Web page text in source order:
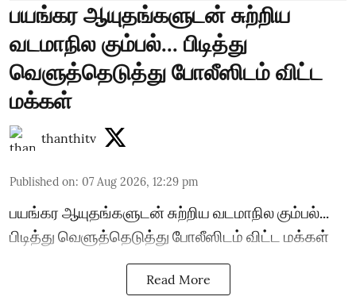
பயங்கர ஆயுதங்களுடன் சுற்றிய
வடமாநில கும்பல்... பிடித்து
வெளுத்தெடுத்து போலீஸிடம் விட்ட
மக்கள்
thanthitv
Published on: 07 Aug 2026, 12:29 pm
பயங்கர ஆயுதங்களுடன் சுற்றிய வடமாநில கும்பல்...
பிடித்து வெளுத்தெடுத்து போலீஸிடம் விட்ட மக்கள்
Read More